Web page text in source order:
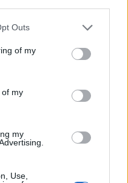
one or more Google
You may click to
its third-party tags to
in below Google
Outs
of my
of my
my
Use,
σε Πήλιο -